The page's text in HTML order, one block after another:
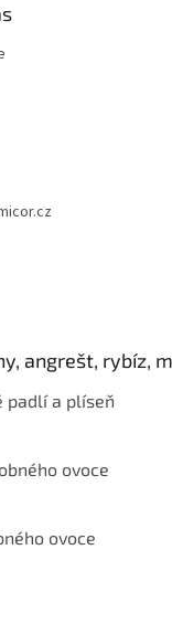
angrešt, rybíz,
padlí a plíseň
ovoce
ovoce